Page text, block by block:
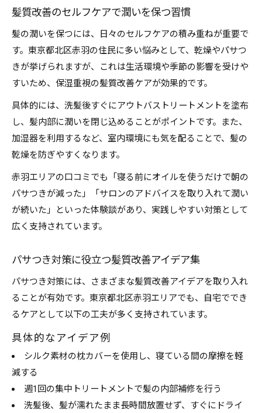
髪質改善のセルフケアで潤いを保つ習慣
髪の潤いを保つには、日々のセルフケアの積み重ねが重要で
す。東京都北区赤羽の住民に多い悩みとして、乾燥やパサつ
きが挙げられますが、これは生活環境や季節の影響を受けや
すいため、保湿重視の髪質改善ケアが効果的です。
具体的には、洗髪後すぐにアウトバストリートメントを塗布
し、髪内部に潤いを閉じ込めることがポイントです。また、
加湿器を利用するなど、室内環境にも気を配ることで、髪の
乾燥を防ぎやすくなります。
赤羽エリアの口コミでも「寝る前にオイルを使うだけで朝の
パサつきが減った」「サロンのアドバイスを取り入れて潤い
が続いた」といった体験談があり、実践しやすい対策として
広く支持されています。
パサつき対策に役立つ髪質改善アイデア集
パサつき対策には、さまざまな髪質改善アイデアを取り入れ
ることが有効です。東京都北区赤羽エリアでも、自宅ででき
るケアとして以下の工夫が多く支持されています。
具体的なアイデア例
シルク素材の枕カバーを使用し、寝ている間の摩擦を軽
減する
週1回の集中トリートメントで髪の内部補修を行う
洗髪後、髪が濡れたまま長時間放置せず、すぐにドライ